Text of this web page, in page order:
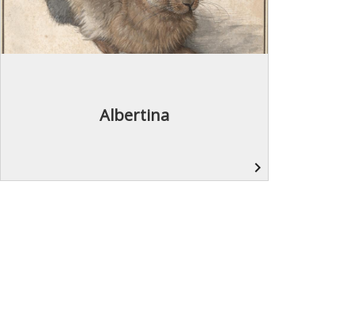
Albertina
navigate_next